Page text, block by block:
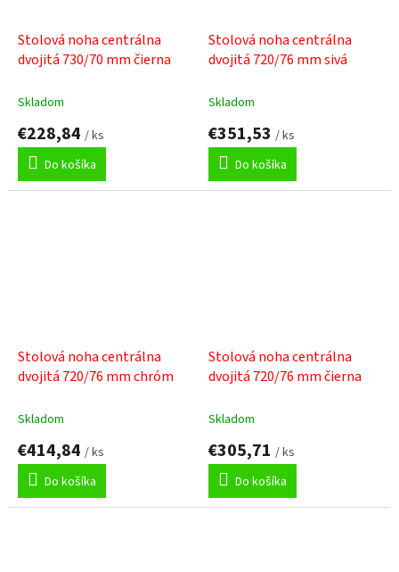
Stolová noha centrálna
dvojitá 730/70 mm čierna
Skladom
€228,84 / ks
Do košíka
Stolová noha centrálna
dvojitá 720/76 mm sivá
Skladom
€351,53 / ks
Do košíka
Stolová noha centrálna
dvojitá 720/76 mm chróm
Skladom
€414,84 / ks
Do košíka
Stolová noha centrálna
dvojitá 720/76 mm čierna
Skladom
€305,71 / ks
Do košíka